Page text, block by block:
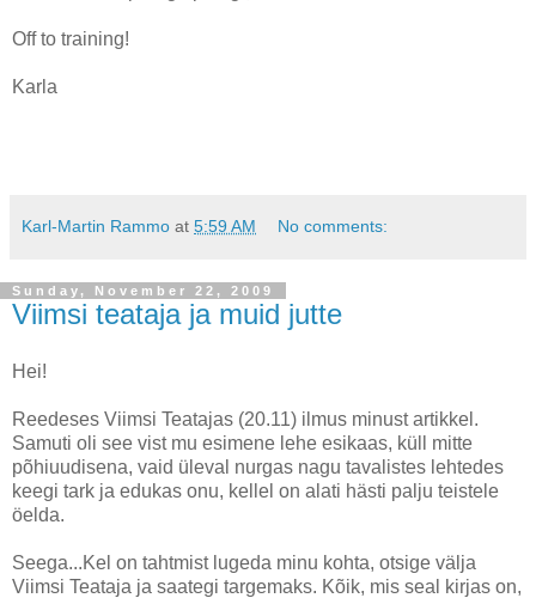
Off to training!
Karla
Karl-Martin Rammo at 5:59 AM No comments:
Sunday, November 22, 2009
Viimsi teataja ja muid jutte
Hei!
Reedeses Viimsi Teatajas (20.11) ilmus minust artikkel.
Samuti oli see vist mu esimene lehe esikaas, küll mitte
põhiuudisena, vaid üleval nurgas nagu tavalistes lehtedes
keegi tark ja edukas onu, kellel on alati hästi palju teistele
öelda.
Seega...Kel on tahtmist lugeda minu kohta, otsige välja
Viimsi Teataja ja saategi targemaks. Kõik, mis seal kirjas on,